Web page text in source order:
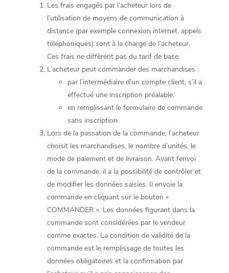
Les frais engagés par l’acheteur lors de
l’utilisation de moyens de communication à
distance (par exemple connexion internet, appels
téléphoniques) sont à la charge de l’acheteur.
Ces frais ne diffèrent pas du tarif de base.
L’acheteur peut commander des marchandises :
par l’intermédiaire d’un compte client, s’il a
effectué une inscription préalable,
en remplissant le formulaire de commande
sans inscription.
Lors de la passation de la commande, l’acheteur
choisit les marchandises, le nombre d’unités, le
mode de paiement et de livraison. Avant l’envoi
de la commande, il a la possibilité de contrôler et
de modifier les données saisies. Il envoie la
commande en cliquant sur le bouton «
COMMANDER ». Les données figurant dans la
commande sont considérées par le vendeur
comme exactes. La condition de validité de la
commande est le remplissage de toutes les
données obligatoires et la confirmation par